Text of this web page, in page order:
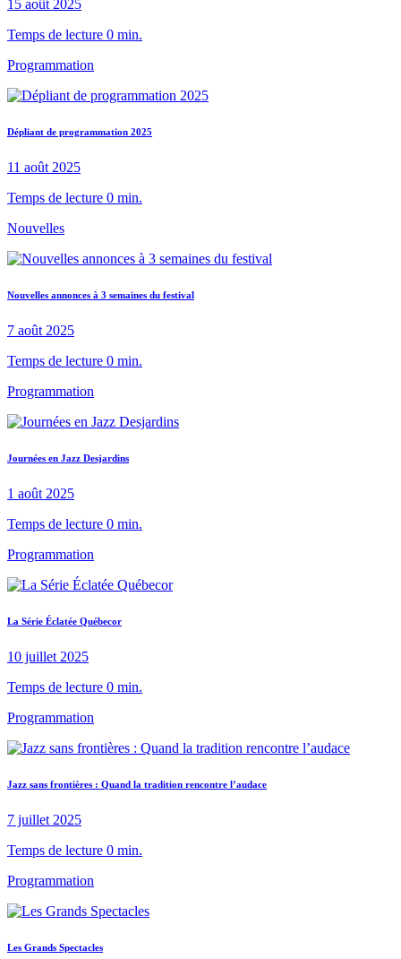
15 août 2025
Temps de lecture 0 min.
Programmation
Dépliant de programmation 2025
11 août 2025
Temps de lecture 0 min.
Nouvelles
Nouvelles annonces à 3 semaines du festival
7 août 2025
Temps de lecture 0 min.
Programmation
Journées en Jazz Desjardins
1 août 2025
Temps de lecture 0 min.
Programmation
La Série Éclatée Québecor
10 juillet 2025
Temps de lecture 0 min.
Programmation
Jazz sans frontières : Quand la tradition rencontre l’audace
7 juillet 2025
Temps de lecture 0 min.
Programmation
Les Grands Spectacles